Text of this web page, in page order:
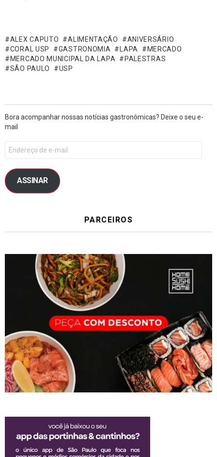
ALEX CAPUTO ALIMENTAÇÃO
ANIVERSÁRIO
CORAL USP
GASTRONOMIA LAPA
MERCADO
MERCADO MUNICIPAL DA LAPA
PALESTRAS
SÃO PAULO
USP
Bora acompanhar nossas notícias gastronômicas? Deixe o seu e-
mail
ASSINAR
PARCEIROS